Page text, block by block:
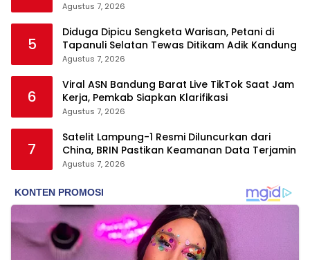
Dicantumkan Tanpa Persetujuan
Agustus 7, 2026
5
Diduga Dipicu Sengketa Warisan, Petani di
Tapanuli Selatan Tewas Ditikam Adik Kandung
Agustus 7, 2026
6
Viral ASN Bandung Barat Live TikTok Saat Jam
Kerja, Pemkab Siapkan Klarifikasi
Agustus 7, 2026
7
Satelit Lampung-1 Resmi Diluncurkan dari
China, BRIN Pastikan Keamanan Data Terjamin
Agustus 7, 2026